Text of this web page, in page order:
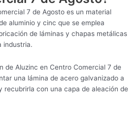
7 de Agosto es un material
aluminio y cinc que se emplea
de láminas y chapas metálicas
industria.
de Aluzinc en Centro Comercial 7 de
una lámina de acero galvanizado a
recubrirla con una capa de aleación de